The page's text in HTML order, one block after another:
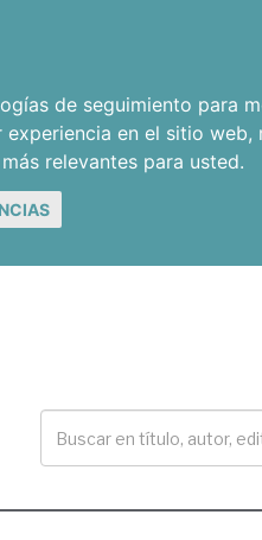
de seguimiento para
experiencia en el sitio web,
relevantes para usted.